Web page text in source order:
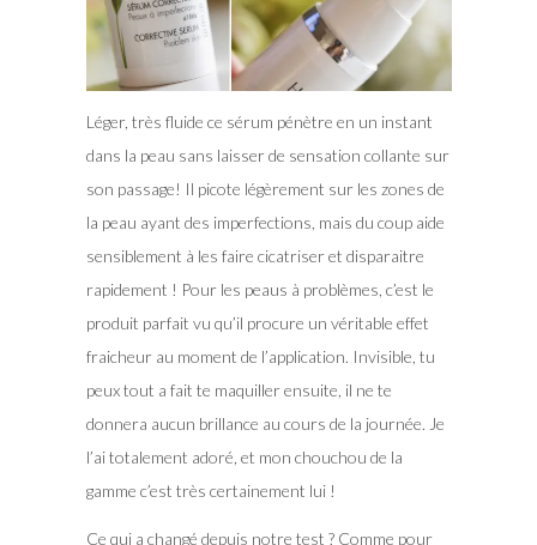
Léger, très fluide ce sérum pénètre en un instant
dans la peau sans laisser de sensation collante sur
son passage! Il picote légèrement sur les zones de
la peau ayant des imperfections, mais du coup aide
sensiblement à les faire cicatriser et disparaitre
rapidement ! Pour les peaus à problèmes, c’est le
produit parfait vu qu’il procure un véritable effet
fraicheur au moment de l’application. Invisible, tu
peux tout a fait te maquiller ensuite, il ne te
donnera aucun brillance au cours de la journée. Je
l’ai totalement adoré, et mon chouchou de la
gamme c’est très certainement lui !
Ce qui a changé depuis notre test ? Comme pour